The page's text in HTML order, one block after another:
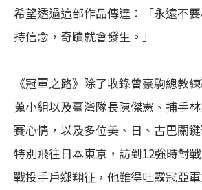
希望透過這部作品傳達：「永遠不
持信念，奇蹟就會發生。」
《冠軍之路》除了收錄曾豪駒總教
蒐小組以及臺灣隊長陳傑憲、捕手
賽心情，以及多位美、日、古巴關
特別飛往日本東京，訪到12強時對
戰投手戶鄉翔征，他難得吐露冠亞